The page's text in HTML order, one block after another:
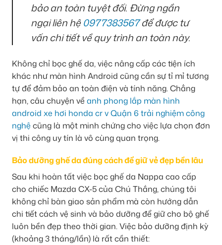
bảo an toàn tuyệt đối. Đừng ngần
ngại liên hệ0977383567để được tư
vấn chi tiết về quy trình an toàn này.
Không chỉ bọc ghế da, việc nâng cấp các tiện ích
khác như màn hình Android cũng cần sự tỉ mỉ tương
tự để đảm bảo an toàn điện và tính năng. Chẳng
hạn, câu chuyện về anh phong lắp màn hình
android xe hơi honda cr v Quận 6 trải nghiệm công
nghệ cũng là một minh chứng cho việc lựa chọn đơn
vị thi công uy tín là vô cùng quan trọng.
Bảo dưỡng ghế da đúng cách để giữ vẻ đẹp bền lâu
Sau khi hoàn tất việc bọc ghế da Nappa cao cấp
cho chiếc Mazda CX-5 của Chú Thắng, chúng tôi
không chỉ bàn giao sản phẩm mà còn hướng dẫn
chi tiết cách vệ sinh và bảo dưỡng để giữ cho bộ ghế
luôn bền đẹp theo thời gian. Việc bảo dưỡng định kỳ
(khoảng 3 tháng/lần) là rất cần thiết: